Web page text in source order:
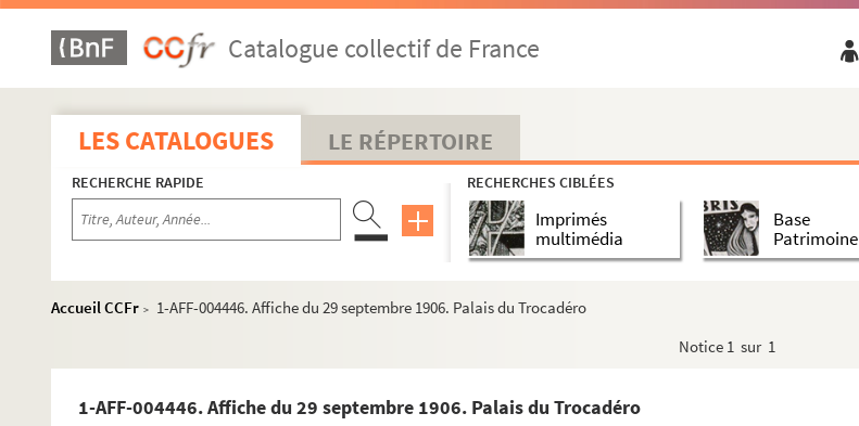
Catalogue collectif de France
LES CATALOGUES LE RÉPERTOIRE
RECHERCHE RAPIDE RECHERCHES CIBLÉES
Imprimés
multimédia
Base
Patrimoine
Accueil CCFr >
1-AFF-004446. Affiche du 29 septembre 1906. Palais du Trocadéro
Notice 1 sur 1
1-AFF-004446. Affiche du 29 septembre 1906. Palais du Trocadéro